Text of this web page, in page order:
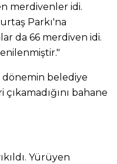
merdivenler idi.
Parkı'na
da 66 merdiven idi.
dönemin belediye
bahane
Yürüyen